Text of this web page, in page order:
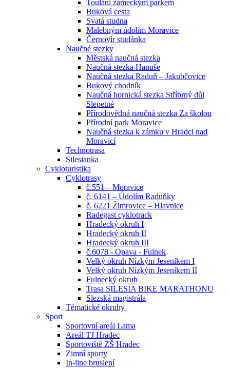
Toulání zámeckým parkem
Buková cesta
Svatá studna
Malebným údolím Moravice
Černovír studánka
Naučné stezky
Městská naučná stezka
Naučná stezka Hanuše
Naučná stezka Raduň – Jakubčovice
Bukový chodník
Naučná hornická stezka Stříbrný důl
Slepetné
Přírodovědná naučná stezka Za školou
Přírodní park Moravice
Naučná stezka k zámku v Hradci nad
Moravicí
Technotrasa
Silesianka
Cykloturistika
Cyklotrasy
č.551 – Moravice
č. 6141 – Údolím Raduňky
č. 6221 Žimrovice – Hlavnice
Radegast cyklotrack
Hradecký okruh I
Hradecký okruh II
Hradecký okruh III
č.6078 - Opava - Fulnek
Velký okruh Nízkým Jeseníkem I
Velký okruh Nízkým Jeseníkem II
Fulnecký okruh
Trasa SILESIA BIKE MARATHONU
Slezská magistrála
Tématické okruhy
Sport
Sportovní areál Lama
Areál TJ Hradec
Sportoviště ZŠ Hradec
Zimní sporty
In-line bruslení